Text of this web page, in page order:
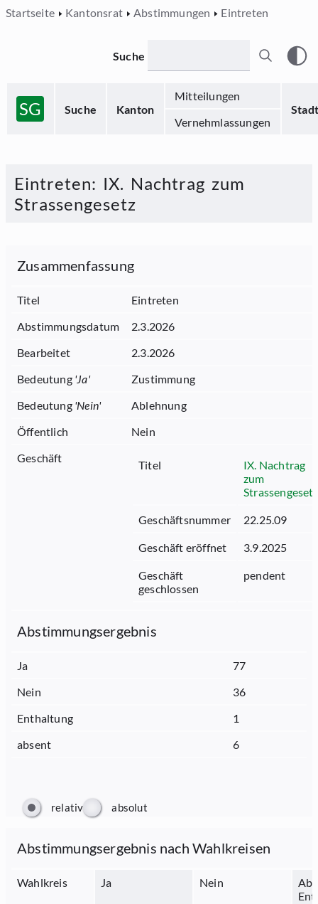
Startseite Kantonsrat Abstimmungen Eintreten
SG Suche Kanton
Mitteilungen
Stadt
Vernehmlassungen
Suche
Eintreten: IX. Nachtrag zum
Strassengesetz
Zusammenfassung
Titel
Eintreten
Abstimmungsdatum
2.3.2026
Bearbeitet
2.3.2026
Bedeutung 'Ja'
Zustimmung
Bedeutung 'Nein'
Ablehnung
Öffentlich
Nein
Geschäft
Titel
IX. Nachtrag
zum
Strassengesetz
Geschäftsnummer 22.25.09
Geschäft eröffnet 3.9.2025
Geschäft
geschlossen
pendent
Abstimmungsergebnis
Ja
77
Nein
36
Enthaltung
1
absent
6
relativ absolut
Abstimmungsergebnis nach Wahlkreisen
Wahlkreis Ja Nein